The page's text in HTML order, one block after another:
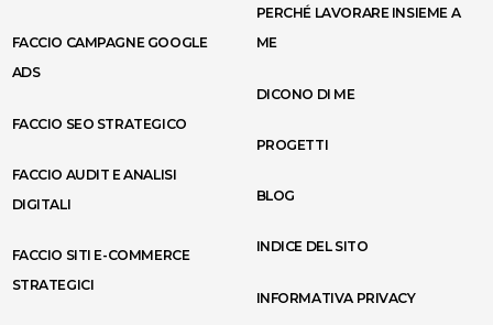
FACCIO CAMPAGNE GOOGLE
ADS
FACCIO SEO STRATEGICO
FACCIO AUDIT E ANALISI
DIGITALI
FACCIO SITI E-COMMERCE
STRATEGICI
PERCHÉ LAVORARE INSIEME A
ME
DICONO DI ME
PROGETTI
BLOG
INDICE DEL SITO
INFORMATIVA PRIVACY